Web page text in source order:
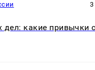
3
какие привычки